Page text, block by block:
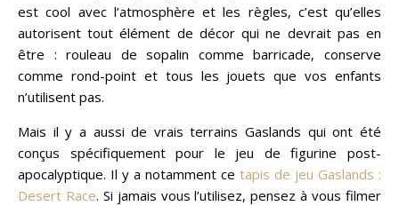
est cool avec l’atmosphère et les règles, c’est qu’elles
autorisent tout élément de décor qui ne devrait pas en
être : rouleau de sopalin comme barricade, conserve
comme rond-point et tous les jouets que vos enfants
n’utilisent pas.
Mais il y a aussi de vrais terrains Gaslands qui ont été
conçus spécifiquement pour le jeu de figurine post-
apocalyptique. Il y a notamment ce tapis de jeu Gaslands :
Desert Race. Si jamais vous l’utilisez, pensez à vous filmer